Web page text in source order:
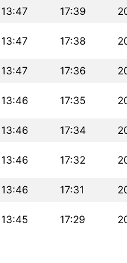
13:47 17:39
13:47 17:38
13:47 17:36
13:46 17:35
13:46 17:34
13:46 17:32
13:46 17:31
13:45 17:29